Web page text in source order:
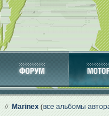
// Marinex (все альбомы